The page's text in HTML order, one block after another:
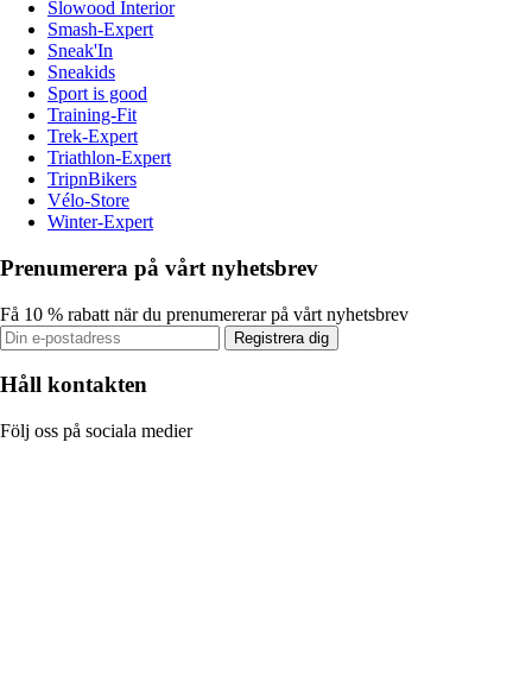
Slowood Interior
Smash-Expert
Sneak'In
Sneakids
Sport is good
Training-Fit
Trek-Expert
Triathlon-Expert
TripnBikers
Vélo-Store
Winter-Expert
Prenumerera på vårt nyhetsbrev
Få 10 % rabatt när du prenumererar på vårt nyhetsbrev
Registrera dig
Håll kontakten
Följ oss på sociala medier